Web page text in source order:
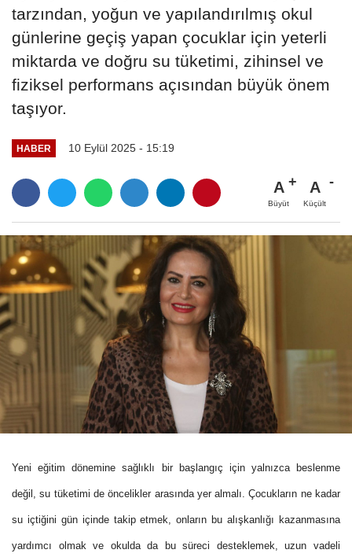
tarzından, yoğun ve yapılandırılmış okul
günlerine geçiş yapan çocuklar için yeterli
miktarda ve doğru su tüketimi, zihinsel ve
fiziksel performans açısından büyük önem
taşıyor.
HABER 10 Eylül 2025 - 15:19
A
Büyüt
A
Küçült
Yeni eğitim dönemine sağlıklı bir başlangıç için yalnızca beslenme
değil, su tüketimi de öncelikler arasında yer almalı. Çocukların ne kadar
su içtiğini gün içinde takip etmek, onların bu alışkanlığı kazanmasına
yardımcı olmak ve okulda da bu süreci desteklemek, uzun vadeli